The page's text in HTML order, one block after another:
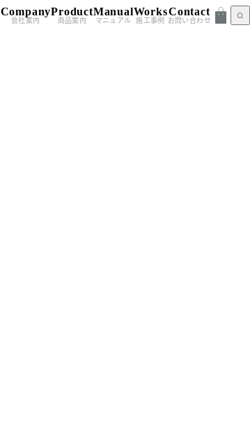
Company
会社案内
Product
商品案内
Manual
マニュアル
Works
施工事例
Contact
お問い合わせ